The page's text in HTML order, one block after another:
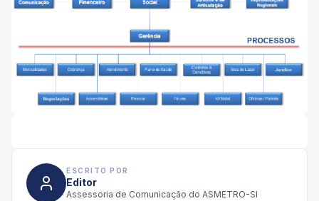
ESCRITO POR
Editor
Assessoria de Comunicação do ASMETRO-SI